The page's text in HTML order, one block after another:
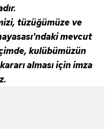
tüzüğümüze ve
mevcut
kulübümüzün
alması için imza